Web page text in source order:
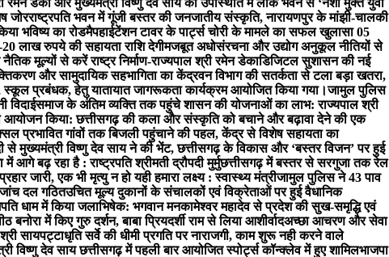
रमेन डेका और मुख्यमंत्री विष्णु देव साय की उपस्थिति में लोक भवन से ‘नशा मुक्त युवा
जोरराष्ट्रपति भवन में गूंजी बस्तर की जनजातीय संस्कृति, नारायणपुर के मांझी-चालकी
भविष्य का रोडमैपहाईटेंशन टावर के पार्ट्स चोरी के मामले का सफल खुलासा 05
लाख रुपये की सहायता राशि देगीमजबूत अधोसंरचना और उद्योग अनुकूल नीतियों से
मूल्यों से करें राष्ट्र निर्माण-राज्यपाल श्री रमेन डेका​डिजिटल सुशासन की नई
और सामुदायिक सहभागिता का केंद्रवन विभाग की सतर्कता से टला बड़ा खतरा,
स्कूल प्रबंधक, हेतु यातायात जागरूकता कार्यक्रम आयोजित किया गया।जामुल पुलिस
विदाईसमाज के अंतिम व्यक्ति तक पहुंचे शासन की योजनाओं का लाभ: राज्यपाल श्री
किया: छत्तीसगढ़ की कला और संस्कृति को बचाने और बढ़ावा देने की एक
प्रभावित गांवों तक बिजली पहुंचाने की पहल, केंद्र से विशेष सहायता का
से मुख्यमंत्री विष्णु देव साय ने की भेंट, छत्तीसगढ़ के विकास और ‘बस्तर विजन’ पर हुई
बढ़ रहा है : राष्ट्रपति श्रीमती द्रौपदी मुर्मुछत्तीसगढ़ में बस्तर से सरगुजा तक रेल
जारी, एक भी मृत्यु न हो यही हमारा लक्ष्य : स्वास्थ्य मंत्रीजामुल पुलिस ने 43 पाव
जांच दल गठितउचित मूल्य दुकानों के संचालकों एवं विक्रेताओं पर हुई वैधानिक
धाम में किया जलाभिषेक: भगवान मनकामेश्वर महादेव से प्रदेश की सुख-समृद्धि एवं
बनोरा में किए गुरु दर्शन, बाबा प्रियदर्शी राम से लिया आशीर्वादअच्छा आचरण और सेवा
सायपट्टाधृति सर्वे की धीमी प्रगति पर नाराजगी, काम शुरू नही करने वाले
विष्णु देव साय छत्तीसगढ़ में पहली बार आयोजित स्पोर्ट्स कॉन्क्लेव में हुए शामिलभाजपा